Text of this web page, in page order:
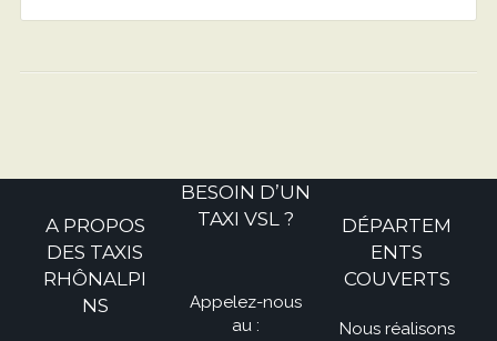
A PROPOS
DES TAXIS
RHÔNALPI
NS
BESOIN D’UN
TAXI VSL ?
Appelez-nous
au :
DÉPARTEM
ENTS
COUVERTS
Nous réalisons